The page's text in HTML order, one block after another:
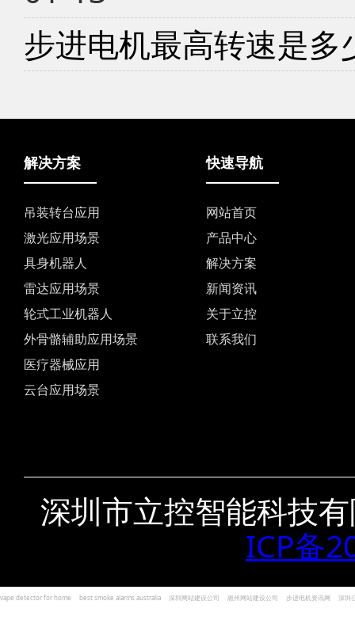
步进电机最高转速是多
解决方案
吊装转台应用
激光应用场景
具身机器人
雷达应用场景
轮式工业机器人
外骨骼辅助应用场景
医疗器械应用
云台应用场景
快速导航
网站首页
产品中心
解决方案
新闻资讯
关于立控
联系我们
深圳市立控智能科技
ICP备
vape detector for home best smoke alarms australia 深圳网站建设公司 惠州网站建设公司 步进电机资讯网 深圳